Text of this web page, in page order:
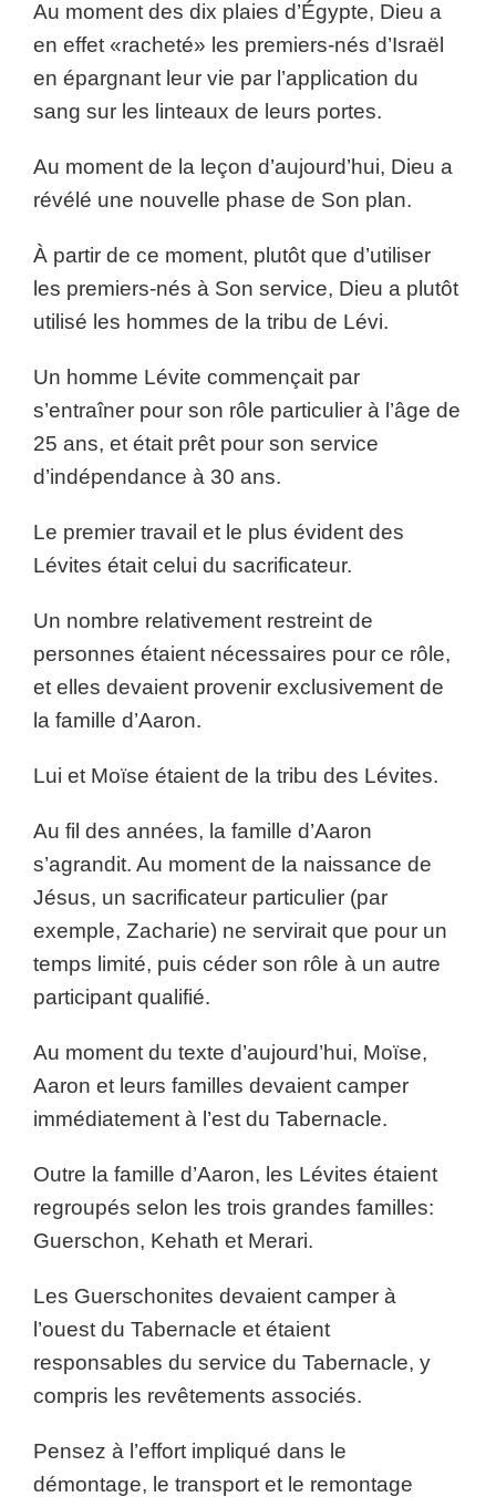
Au moment des dix plaies d’Égypte, Dieu a
en effet «racheté» les premiers-nés d’Israël
en épargnant leur vie par l’application du
sang sur les linteaux de leurs portes.
Au moment de la leçon d’aujourd’hui, Dieu a
révélé une nouvelle phase de Son plan.
À partir de ce moment, plutôt que d’utiliser
les premiers-nés à Son service, Dieu a plutôt
utilisé les hommes de la tribu de Lévi.
Un homme Lévite commençait par
s’entraîner pour son rôle particulier à l’âge de
25 ans, et était prêt pour son service
d’indépendance à 30 ans.
Le premier travail et le plus évident des
Lévites était celui du sacrificateur.
Un nombre relativement restreint de
personnes étaient nécessaires pour ce rôle,
et elles devaient provenir exclusivement de
la famille d’Aaron.
Lui et Moïse étaient de la tribu des Lévites.
Au fil des années, la famille d’Aaron
s’agrandit. Au moment de la naissance de
Jésus, un sacrificateur particulier (par
exemple, Zacharie) ne servirait que pour un
temps limité, puis céder son rôle à un autre
participant qualifié.
Au moment du texte d’aujourd’hui, Moïse,
Aaron et leurs familles devaient camper
immédiatement à l’est du Tabernacle.
Outre la famille d’Aaron, les Lévites étaient
regroupés selon les trois grandes familles:
Guerschon, Kehath et Merari.
Les Guerschonites devaient camper à
l’ouest du Tabernacle et étaient
responsables du service du Tabernacle, y
compris les revêtements associés.
Pensez à l’effort impliqué dans le
démontage, le transport et le remontage